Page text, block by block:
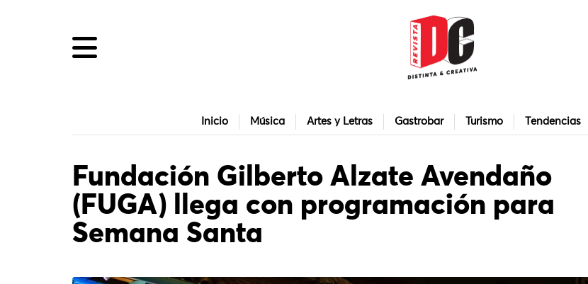
Inicio Música Artes y Letras Gastrobar Turismo Tendencias
Fundación Gilberto Alzate Avendaño
(FUGA) llega con programación para
Semana Santa